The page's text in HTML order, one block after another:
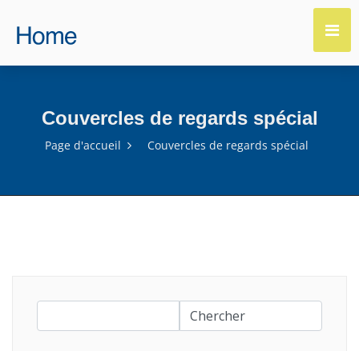
Couvercles de regards spécial
Page d'accueil Couvercles de regards spécial